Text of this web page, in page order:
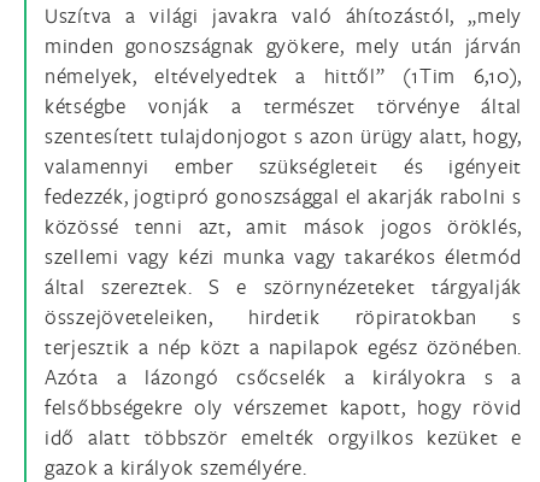
Uszítva a világi javakra való áhítozástól, „mely
minden gonoszságnak gyökere, mely után járván
némelyek, eltévelyedtek a hittől” (1Tim 6,10),
kétségbe vonják a természet törvénye által
szentesített tulajdonjogot s azon ürügy alatt, hogy,
valamennyi ember szükségleteit és igényeit
fedezzék, jogtipró gonoszsággal el akarják rabolni s
közössé tenni azt, amit mások jogos öröklés,
szellemi vagy kézi munka vagy takarékos életmód
által szereztek. S e szörnynézeteket tárgyalják
összejöveteleiken, hirdetik röpiratokban s
terjesztik a nép közt a napilapok egész özönében.
Azóta a lázongó csőcselék a királyokra s a
felsőbbségekre oly vérszemet kapott, hogy rövid
idő alatt többször emelték orgyilkos kezüket e
gazok a királyok személyére.